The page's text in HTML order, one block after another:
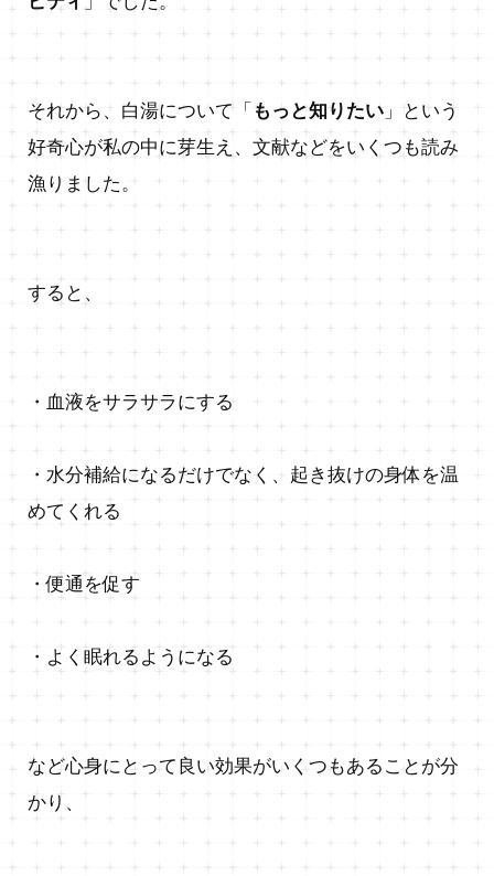
それから、白湯について「もっと知りたい 」という
好奇心が私の中に芽生え、文献などをいくつも読み
漁りました。
すると、
・血液をサラサラにする
・水分補給になるだけでなく、起き抜けの身体を温
めてくれる
・便通を促す
・よく眠れるようになる
など心身にとって良い効果がいくつもあることが分
かり、